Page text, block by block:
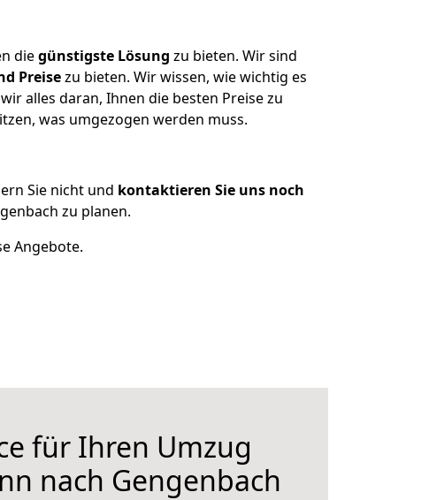
diegünstigste Lösung zu bieten. Wir sind
Preisezu bieten. Wir wissen, wie wichtig es
alles daran, Ihnen die besten Preise zu
was umgezogen werden muss.
Sie nicht und kontaktieren Sie uns noch
zu planen.
Angebote.
für Ihren Umzug
nach Gengenbach